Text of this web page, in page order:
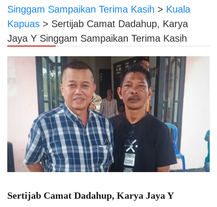
Singgam Sampaikan Terima Kasih > Kuala
Kapuas > Sertijab Camat Dadahup, Karya
Jaya Y Singgam Sampaikan Terima Kasih
Sertijab Camat Dadahup, Karya Jaya Y